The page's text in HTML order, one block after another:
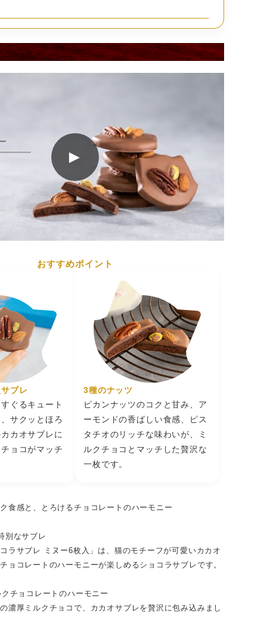
小麦、大豆、アーモンド
温多湿を避け23℃以下で保存
式会社 +FCH 神戸市中央区港島南町4-6-4
★★★★★ （5）
味しいですあろうというお写真に惹かれ、実家と
しました。 本当に美味しくて、またリピートし
注文させていただきます。
►
おすすめポイント
ブレ
ぐるキュート
サクッとほろ
カオサブレに
ョコがマッチ
3種のナッツ
ピカンナッツのコクと甘み、ア
ーモンドの香ばしい食感、ピス
タチオのリッチな味わいが、ミ
ルクチョコとマッチした贅沢な
一枚です。
食感と、とろけるチョコレートのハーモニー
別なサブレ
ラサブレ ミヌー6枚入」は、猫のモチーフが可愛いカカオ
ョコレートのハーモニーが楽しめるショコラサブレです。
チョコレートのハーモニー
濃厚ミルクチョコで、カカオサブレを贅沢に包み込みまし